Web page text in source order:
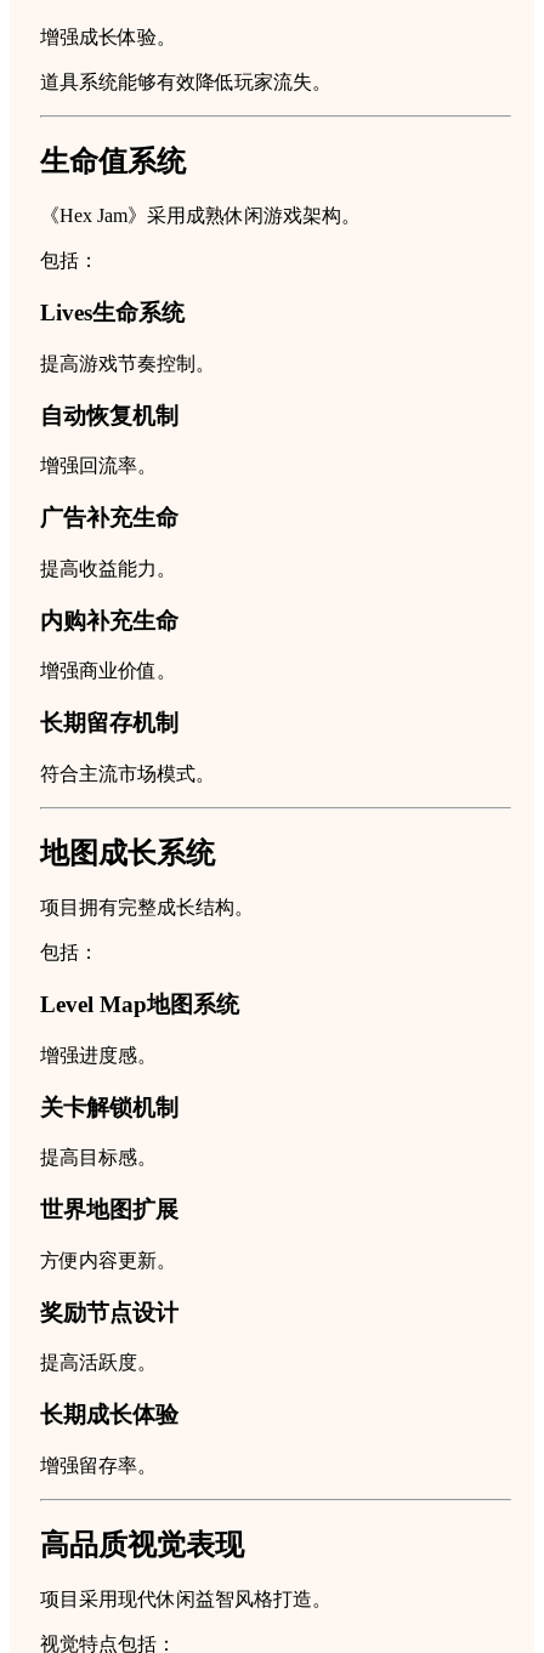
增强成长体验。
道具系统能够有效降低玩家流失。
生命值系统
《Hex Jam》采用成熟休闲游戏架构。
包括：
Lives生命系统
提高游戏节奏控制。
自动恢复机制
增强回流率。
广告补充生命
提高收益能力。
内购补充生命
增强商业价值。
长期留存机制
符合主流市场模式。
地图成长系统
项目拥有完整成长结构。
包括：
Level Map地图系统
增强进度感。
关卡解锁机制
提高目标感。
世界地图扩展
方便内容更新。
奖励节点设计
提高活跃度。
长期成长体验
增强留存率。
高品质视觉表现
项目采用现代休闲益智风格打造。
视觉特点包括：